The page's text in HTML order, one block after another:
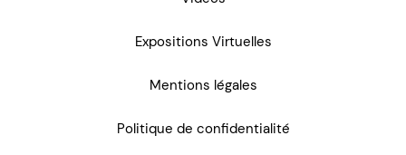
Expositions Virtuelles
Mentions légales
Politique de confidentialité